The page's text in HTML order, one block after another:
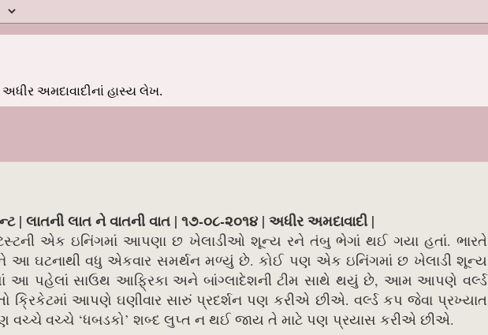
અમદાવાદીનાં હાસ્ય લેખ.
લાતની લાત ને વાતની વાત | ૧૭-૦૮-૨૦૧૪ | અધીર અમદાવાદી |
ટેસ્ટની એક ઇનિંગમાં આપણા છ ખેલાડીઓ શૂન્ય રને તંબુ ભેગાં થઈ ગયા હતાં. ભારતે
આ ઘટનાથી વધુ એકવાર સમર્થન મળ્યું છે. કોઈ પણ એક ઇનિંગમાં છ ખેલાડી શૂન્ય
આ પહેલાં સાઉથ આફ્રિકા અને બાંગ્લાદેશની ટીમ સાથે થયું છે, આમ આપણે વર્લ્ડ
ક્રિકેટમાં આપણે ઘણીવાર સારું પ્રદર્શન પણ કરીએ છીએ. વર્લ્ડ કપ જેવા પ્રખ્યાત
વચ્ચે વચ્ચે ‘ધબડકો’ શબ્દ લુપ્ત ન થઈ જાય તે માટે પણ પ્રયાસ કરીએ છીએ.